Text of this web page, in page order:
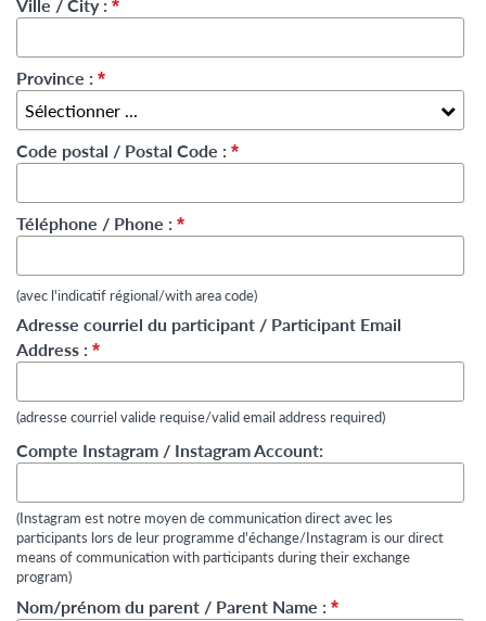
Ville / City : *
Province : *
Code postal / Postal Code : *
Téléphone / Phone : *
(avec l'indicatif régional/with area code)
Adresse courriel du participant / Participant Email
Address : *
(adresse courriel valide requise/valid email address required)
Compte Instagram / Instagram Account:
(Instagram est notre moyen de communication direct avec les
participants lors de leur programme d'échange/Instagram is our direct
means of communication with participants during their exchange
program)
Nom/prénom du parent / Parent Name : *